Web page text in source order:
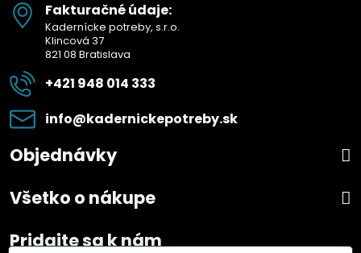
Fakturačné údaje:
Kadernícke potreby, s.r.o.
Klincová 37
821 08 Bratislava
+421 948 014 333
info​@kadernickepotreby​.sk
Objednávky
Všetko o nákupe
Pridajte sa k nám